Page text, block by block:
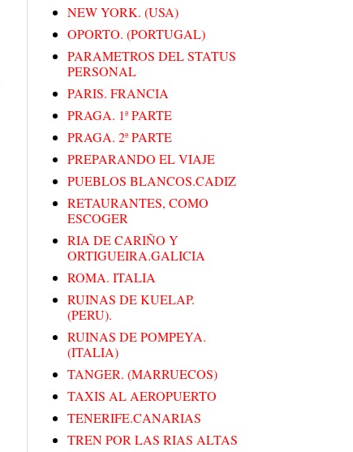
NEW YORK. (USA)
OPORTO. (PORTUGAL)
PARAMETROS DEL STATUS
PERSONAL
PARIS. FRANCIA
PRAGA. 1ª PARTE
PRAGA. 2ª PARTE
PREPARANDO EL VIAJE
PUEBLOS BLANCOS.CADIZ
RETAURANTES, COMO
ESCOGER
RIA DE CARIÑO Y
ORTIGUEIRA.GALICIA
ROMA. ITALIA
RUINAS DE KUELAP.
(PERU).
RUINAS DE POMPEYA.
(ITALIA)
TANGER. (MARRUECOS)
TAXIS AL AEROPUERTO
TENERIFE.CANARIAS
TREN POR LAS RIAS ALTAS